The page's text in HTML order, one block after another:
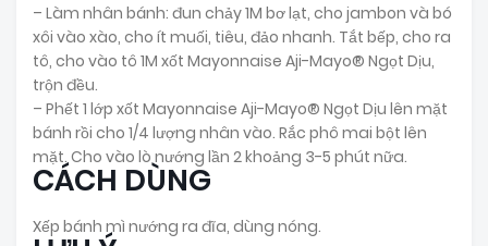
– Làm nhân bánh: đun chảy 1M bơ lạt, cho jambon và bó
xôi vào xào, cho ít muối, tiêu, đảo nhanh. Tắt bếp, cho ra
tô, cho vào tô 1M xốt Mayonnaise Aji-Mayo® Ngọt Dịu,
trộn đều.
– Phết 1 lớp xốt Mayonnaise Aji-Mayo® Ngọt Dịu lên mặt
bánh rồi cho 1/4 lượng nhân vào. Rắc phô mai bột lên
mặt. Cho vào lò nướng lần 2 khoảng 3-5 phút nữa.
CÁCH DÙNG
Xếp bánh mì nướng ra đĩa, dùng nóng.